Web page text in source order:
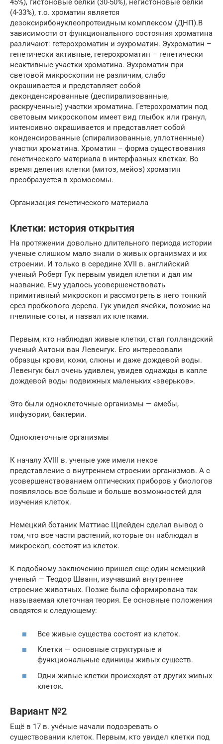
45%), гистоновые белки (30-50%), негистоновые белки
(4-33%), т.о. хроматин является
дезоксирибонуклеопротеидным комплексом (ДНП).В
зависимости от функционального состояния хроматина
различают: гетерохроматин и эухроматин. Эухроматин –
генетически активные, гетерохроматин – генетически
неактивные участки хроматина. Эухроматин при
световой микроскопии не различим, слабо
окрашивается и представляет собой
деконденсированные (деспирализованные,
раскрученные) участки хроматина. Гетерохроматин под
световым микроскопом имеет вид глыбок или гранул,
интенсивно окрашивается и представляет собой
конденсированные (спирализованные, уплотненные)
участки хроматина. Хроматин – форма существования
генетического материала в интерфазных клетках. Во
время деления клетки (митоз, мейоз) хроматин
преобразуется в хромосомы.
Организация генетического материала
Клетки: история открытия
На протяжении довольно длительного периода истории
ученые слишком мало знали о живых организмах и их
строении. И только в середине XVII в. английский
ученый Роберт Гук первым увидел клетки и дал им
название. Ему удалось усовершенствовать
примитивный микроскоп и рассмотреть в него тонкий
срез пробкового дерева. Гук увидел ячейки, похожие на
пчелиные соты, и назвал их клетками.
Первым, кто наблюдал живые клетки, стал голландский
ученый Антони ван Левенгук. Его интересовали
образцы крови, кожи, слюны и даже дождевой воды.
Левенгук был очень удивлен, увидев однажды в капле
дождевой воды подвижных маленьких «зверьков».
Это были одноклеточные организмы — амебы,
инфузории, бактерии.
Одноклеточные организмы
К началу XVIII в. ученые уже имели некое
представление о внутреннем строении организмов. А с
усовершенствованием оптических приборов у биологов
появлялось все больше и больше возможностей для
изучения клеток.
Немецкий ботаник Маттиас Щлейден сделал вывод о
том, что все части растений, которые он наблюдал в
микроскоп, состоят из клеток.
К подобному заключению пришел еще один немецкий
ученый — Теодор Шванн, изучавший внутреннее
строение животных. Позже была сформирована так
называемая клеточная теория. Ее основные положения
сводятся к следующему:
Все живые существа состоят из клеток.
Клетки — основные структурные и
функциональные единицы живых существ.
Одни живые клетки происходят от других живых
клеток.
Вариант №2
Ещё в 17 в. учёные начали подозревать о
существовании клеток. Первым, кто увидел клетки под